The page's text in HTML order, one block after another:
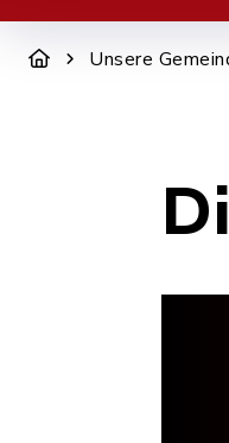
Unsere